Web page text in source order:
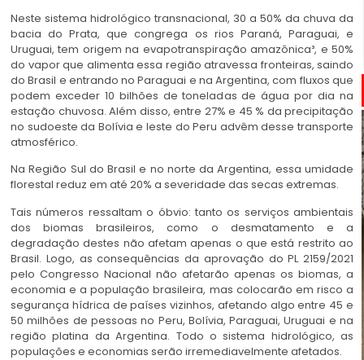
Neste sistema hidrológico transnacional, 30 a 50% da chuva da
bacia do Prata, que congrega os rios Paraná, Paraguai, e
Uruguai, tem origem na evapotranspiração amazônica³, e 50%
do vapor que alimenta essa região atravessa fronteiras, saindo
do Brasil e entrando no Paraguai e na Argentina, com fluxos que
podem exceder 10 bilhões de toneladas de água por dia na
estação chuvosa. Além disso, entre 27% e 45 % da precipitação
no sudoeste da Bolívia e leste do Peru advêm desse transporte
atmosférico.
Na Região Sul do Brasil e no norte da Argentina, essa umidade
florestal reduz em até 20% a severidade das secas extremas.
Tais números ressaltam o óbvio: tanto os serviços ambientais
dos biomas brasileiros, como o desmatamento e a
degradação destes não afetam apenas o que está restrito ao
Brasil. Logo, as consequências da aprovação do PL 2159/2021
pelo Congresso Nacional não afetarão apenas os biomas, a
economia e a população brasileira, mas colocarão em risco a
segurança hídrica de países vizinhos, afetando algo entre 45 e
50 milhões de pessoas no Peru, Bolívia, Paraguai, Uruguai e na
região platina da Argentina. Todo o sistema hidrológico, as
populações e economias serão irremediavelmente afetados.